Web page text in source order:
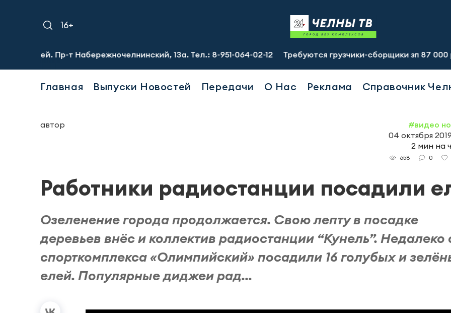
16+
Пр-т Набережночелнинский, 13а. Тел.: 8-951-064-02-12 Требуются грузчики-сборщики зп 87 000 руб.,
Главная Выпуски Новостей Передачи О Нас Реклама Справочник
автор
#видео
04 октября
2 мин на
658 0
Работники радиостанции посадили
Озеленение города продолжается. Свою лепту в посадке
деревьев внёс и коллектив радиостанции “Кунель”. Недалеко
спорткомплекса «Олимпийский» посадили 16 голубых и
елей. Популярные диджеи рад...